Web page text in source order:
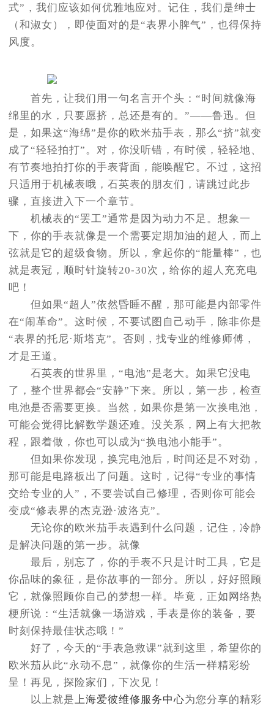
式”，我们应该如何优雅地应对。记住，我们是绅士
（和淑女），即使面对的是“表界小脾气”，也得保持
风度。
首先，让我们用一句名言开个头：“时间就像海
绵里的水，只要愿挤，总还是有的。”——鲁迅。但
是，如果这“海绵”是你的欧米茄手表，那么“挤”就变
成了“轻轻拍打”。对，你没听错，有时候，轻轻地、
有节奏地拍打你的手表背面，能唤醒它。不过，这招
只适用于机械表哦，石英表的朋友们，请跳过此步
骤，直接进入下一个章节。
机械表的“罢工”通常是因为动力不足。想象一
下，你的手表就像是一个需要定期加油的超人，而上
弦就是它的超级食物。所以，拿起你的“能量棒”，也
就是表冠，顺时针旋转20-30次，给你的超人充充电
吧！
但如果“超人”依然昏睡不醒，那可能是内部零件
在“闹革命”。这时候，不要试图自己动手，除非你是
“表界的托尼·斯塔克”。否则，找专业的维修师傅，
才是王道。
石英表的世界里，“电池”是老大。如果它没电
了，整个世界都会“安静”下来。所以，第一步，检查
电池是否需要更换。当然，如果你是第一次换电池，
可能会觉得比解数学题还难。没关系，网上有大把教
程，跟着做，你也可以成为“换电池小能手”。
但如果你发现，换完电池后，时间还是不对劲，
那可能是电路板出了问题。这时，记得“专业的事情
交给专业的人”，不要尝试自己修理，否则你可能会
变成“修表界的杰克逊·波洛克”。
无论你的欧米茄手表遇到什么问题，记住，冷静
是解决问题的第一步。就像
最后，别忘了，你的手表不只是计时工具，它是
你品味的象征，是你故事的一部分。所以，好好照顾
它，就像照顾你自己的梦想一样。毕竟，正如网络热
梗所说：“生活就像一场游戏，手表是你的装备，要
时刻保持最佳状态哦！”
好了，今天的“手表急救课”就到这里，希望你的
欧米茄从此“永动不息”，就像你的生活一样精彩纷
呈！再见，探险家们，下次见！
以上就是 上海爱彼维修服务中心为您分享的精彩